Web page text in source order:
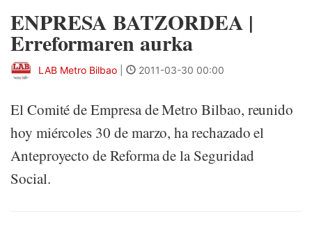
ENPRESA BATZORDEA |
Erreformaren aurka
LAB Metro Bilbao 2011-03-30 00:00
El Comité de Empresa de Metro Bilbao, reunido
hoy miércoles 30 de marzo, ha rechazado el
Anteproyecto de Reforma de la Seguridad
Social.